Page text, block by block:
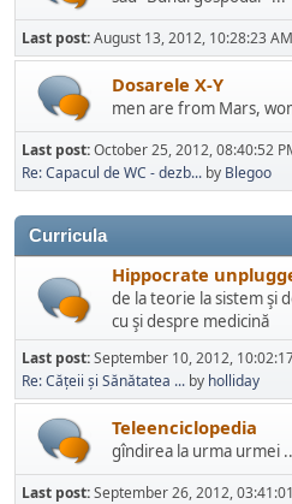
Last post:August 13, 2012, 10:28:23 AM
Dosarele X-Y
men are from Mars,
Last post:October 25, 2012, 08:40:52
Re: Capacul de WC - dezb... by Blegoo
Curricula
Hippocrate
de la teorie la sistem şi
cu şi despre medicină
Last post:September 10, 2012,
Re: Cățeii și Sănătatea ... by holliday
Teleenciclopedia
gîndirea la urma urmei
Last post:September 26, 2012,